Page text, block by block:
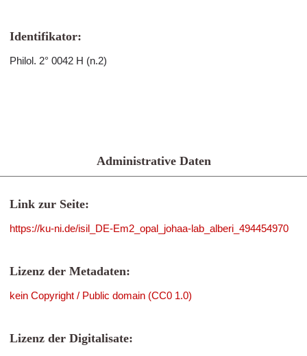
Identifikator:
Philol. 2° 0042 H (n.2)
Administrative Daten
Link zur Seite:
https://ku-ni.de/isil_DE-Em2_opal_johaa-lab_alberi_494454970
Lizenz der Metadaten:
kein Copyright / Public domain (CC0 1.0)
Lizenz der Digitalisate: